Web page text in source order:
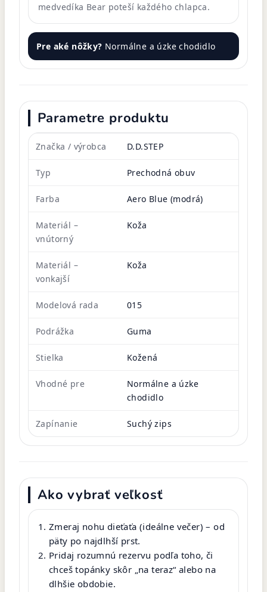
medvedíka Bear poteší každého chlapca.
Pre aké nôžky? Normálne a úzke chodidlo
Parametre produktu
Značka / výrobca D.D.STEP
Typ Prechodná obuv
Farba Aero Blue (modrá)
Materiál –
vnútorný
Koža
Materiál –
vonkajší
Koža
Modelová rada 015
Podrážka Guma
Stielka Kožená
Vhodné pre
Normálne a úzke
chodidlo
Zapínanie Suchý zips
Ako vybrať veľkosť
Zmeraj nohu dieťaťa (ideálne večer) – od
päty po najdlhší prst.
Pridaj rozumnú rezervu podľa toho, či
chceš topánky skôr „na teraz“ alebo na
dlhšie obdobie.